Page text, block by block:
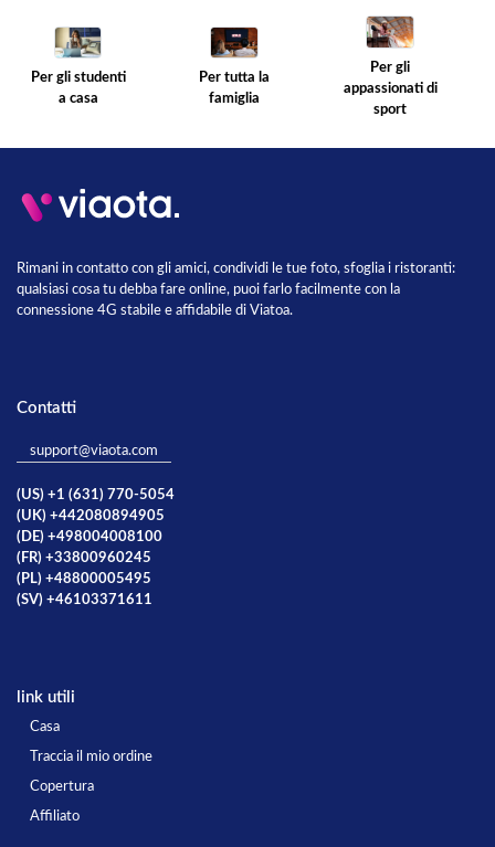
Per gli studenti
a casa
Per tutta la
famiglia
Per gli
appassionati di
sport
Rimani in contatto con gli amici, condividi le tue foto, sfoglia i ristoranti:
qualsiasi cosa tu debba fare online, puoi farlo facilmente con la
connessione 4G stabile e affidabile di Viatoa.
Contatti
support@viaota.com
(US) +1 (631) 770-5054
(UK) +442080894905
(DE) +498004008100
(FR) +33800960245
(PL) +48800005495
(SV) +46103371611
link utili
Casa
Traccia il mio ordine
Copertura
Affiliato